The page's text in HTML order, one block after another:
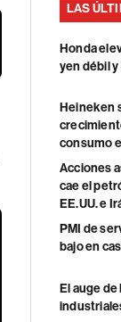
LAS
Honda
yen débil y
Heineken
consumo
Acciones
cae el
EE.UU. e
PMI de
bajo en
El auge de